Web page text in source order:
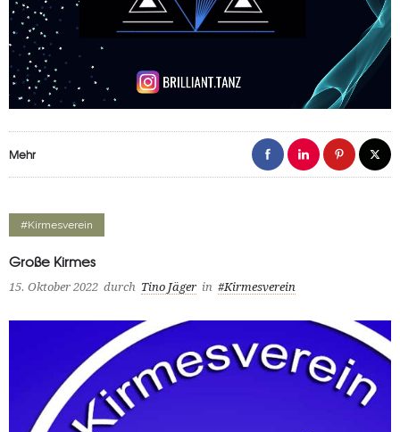
Mehr
#Kirmesverein
Große Kirmes
15. Oktober 2022 durch Tino Jäger in #Kirmesverein